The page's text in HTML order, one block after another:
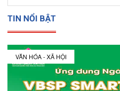
TIN NỔI BẬT
VĂN HÓA - XÃ HỘI